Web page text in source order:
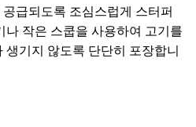
급되도록 조심스럽게 스터퍼
나 작은 스쿱을 사용하여 고기를
생기지 않도록 단단히 포장합니